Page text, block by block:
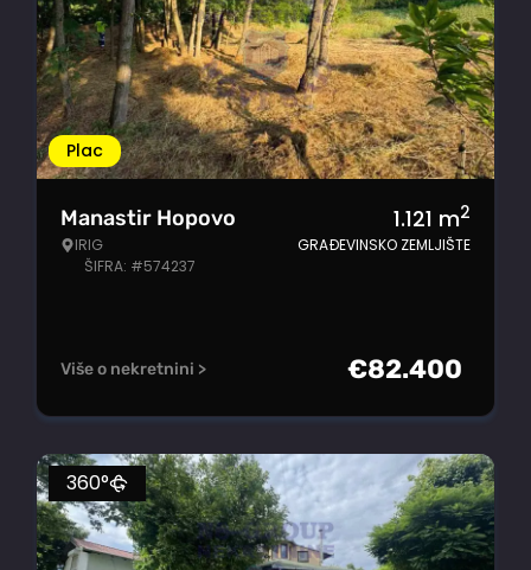
Plac
Manastir Hopovo
IRIG
ŠIFRA: #574237
1.121 m2
GRAĐEVINSKO ZEMLJIŠTE
Više o nekretnini > €82.400
360°